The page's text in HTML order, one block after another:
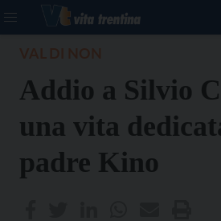
Addio a Silvio
una vita
padre Kino